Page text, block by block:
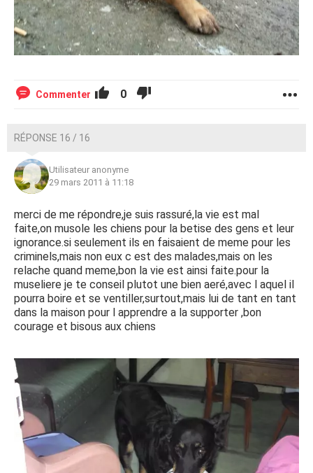
Commenter 0
RÉPONSE 16 / 16
Utilisateur anonyme
29 mars 2011 à 11:18
merci de me répondre,je suis rassuré,la vie est mal
faite,on musole les chiens pour la betise des gens et leur
ignorance.si seulement ils en faisaient de meme pour les
criminels,mais non eux c est des malades,mais on les
relache quand meme,bon la vie est ainsi faite.pour la
museliere je te conseil plutot une bien aeré,avec l aquel il
pourra boire et se ventiller,surtout,mais lui de tant en tant
dans la maison pour l apprendre a la supporter ,bon
courage et bisous aux chiens